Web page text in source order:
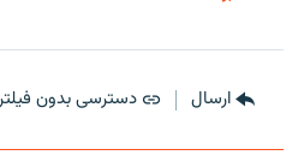
ارسال دسترسی بدون